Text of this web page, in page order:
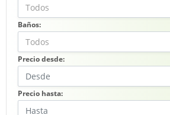
Todos
Baños:
Todos
Precio desde:
Precio hasta: